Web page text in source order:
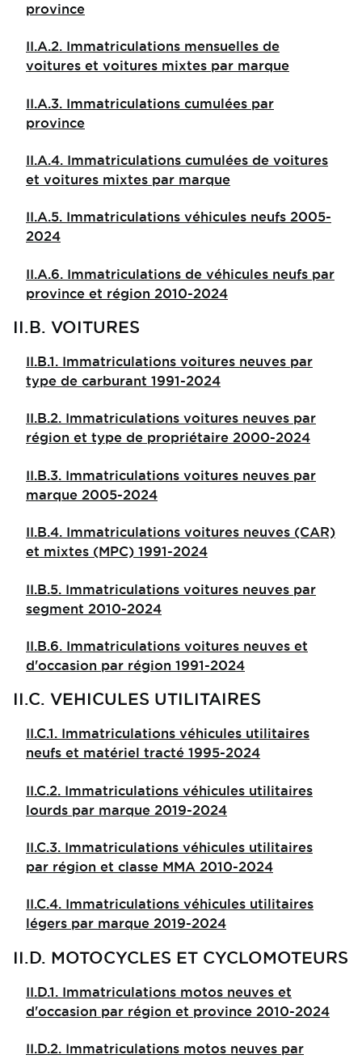
province
II.A.2. Immatriculations mensuelles de
voitures et voitures mixtes par marque
II.A.3. Immatriculations cumulées par
province
II.A.4. Immatriculations cumulées de voitures
et voitures mixtes par marque
II.A.5. Immatriculations véhicules neufs 2005-
2024
II.A.6. Immatriculations de véhicules neufs par
province et région 2010-2024
II.B. VOITURES
II.B.1. Immatriculations voitures neuves par
type de carburant 1991-2024
II.B.2. Immatriculations voitures neuves par
région et type de propriétaire 2000-2024
II.B.3. Immatriculations voitures neuves par
marque 2005-2024
II.B.4. Immatriculations voitures neuves (CAR)
et mixtes (MPC) 1991-2024
II.B.5. Immatriculations voitures neuves par
segment 2010-2024
II.B.6. Immatriculations voitures neuves et
d'occasion par région 1991-2024
II.C. VEHICULES UTILITAIRES
II.C.1. Immatriculations véhicules utilitaires
neufs et matériel tracté 1995-2024
II.C.2. Immatriculations véhicules utilitaires
lourds par marque 2019-2024
II.C.3. Immatriculations véhicules utilitaires
par région et classe MMA 2010-2024
II.C.4. Immatriculations véhicules utilitaires
légers par marque 2019-2024
II.D. MOTOCYCLES ET CYCLOMOTEURS
II.D.1. Immatriculations motos neuves et
d'occasion par région et province 2010-2024
II.D.2. Immatriculations motos neuves par